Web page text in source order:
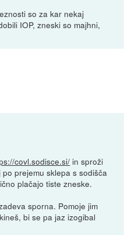
so za kar nekaj
IOP, zneski so majhni,
covl.sodisce.si/in sproži
prejemu sklepa s sodišča
plačajo tiste zneske.
sporna. Pomoje jim
bi se pa jaz izogibal